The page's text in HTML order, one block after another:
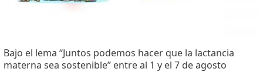
Bajo el lema “Juntos podemos hacer que la lactancia
materna sea sostenible” entre al 1 y el 7 de agosto